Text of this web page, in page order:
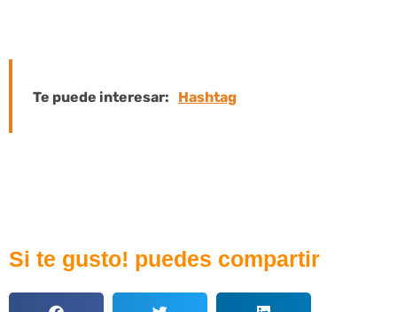
Te puede interesar: Hashtag
Si te gusto! puedes compartir